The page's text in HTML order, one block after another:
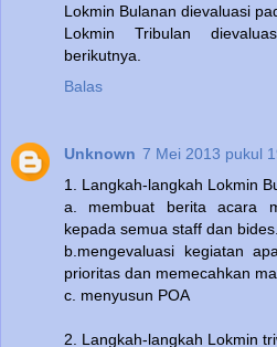
Lokmin Bulanan dievaluasi
Lokmin Tribulan
berikutnya.
Balas
Unknown 7 Mei 2013 pukul
1. Langkah-langkah Lokmin
a. membuat berita acara
kepada semua staff dan bides.
b.mengevaluasi kegiatan
prioritas dan memecahkan
c. menyusun POA
2. Langkah-langkah Lokmin